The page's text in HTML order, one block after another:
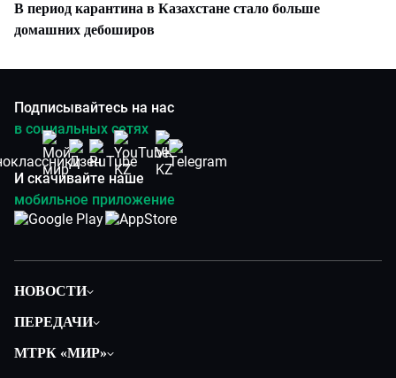
В период карантина в Казахстане стало больше
домашних дебоширов
Подписывайтесь на нас
в социальных сетях
И скачивайте наше
мобильное приложение
НОВОСТИ
Экономика
ПЕРЕДАЧИ
МТРК «МИР»